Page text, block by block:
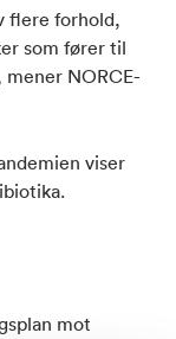
flere forhold,
som fører til
NORCE-
viser
mot